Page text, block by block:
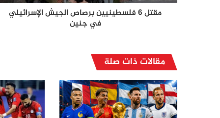
مقتل 6 فلسطينيين برصاص الجيش الإسرائيلي
في جنين
مقالات ذات صلة